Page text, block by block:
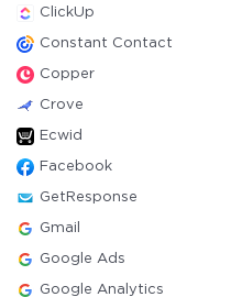
ClickUp
Constant Contact
Copper
Crove
Ecwid
Facebook
GetResponse
Gmail
Google Ads
Google Analytics